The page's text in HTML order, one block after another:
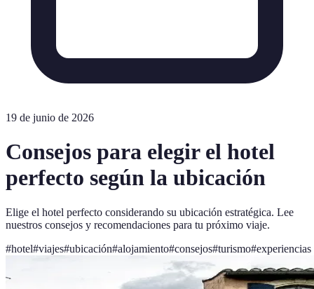
19 de junio de 2026
Consejos para elegir el hotel
perfecto según la ubicación
Elige el hotel perfecto considerando su ubicación estratégica. Lee
nuestros consejos y recomendaciones para tu próximo viaje.
#hotel#viajes#ubicación#alojamiento#consejos#turismo#experiencias